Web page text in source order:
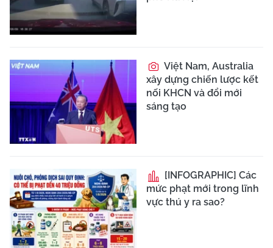
Thành lập các đơn vị
trực thuộc Bộ Chỉ huy
quân sự tỉnh Lâm Đồng
Tiến "Bịp" và
những phát ngôn từng
lan truyền khắp mạng xã